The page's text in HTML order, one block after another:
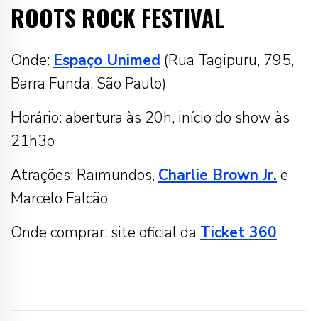
ROOTS ROCK FESTIVAL
Onde: Espaço Unimed (Rua Tagipuru, 795,
Barra Funda, São Paulo)
Horário: abertura às 20h, início do show às
21h3o
Atrações: Raimundos, Charlie Brown Jr. e
Marcelo Falcão
Onde comprar: site oficial da Ticket 360